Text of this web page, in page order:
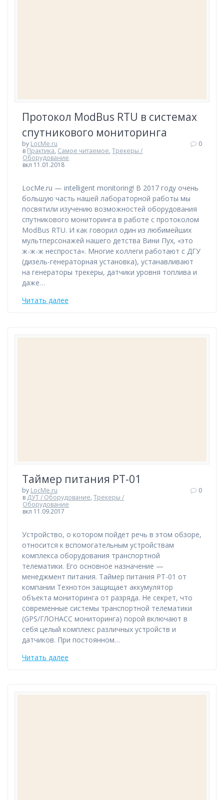
Протокол ModBus RTU в системах
спутникового мониторинга
by LocMe.ru
в Практика, Самое читаемое,Трекеры /
Оборудование
вкл 11.01.2018
0
LocMe.ru — intelligent monitoring! В 2017 году очень
большую часть нашей лабораторной работы мы
посвятили изучению возможностей оборудования
спутникового мониторинга в работе с протоколом
ModBus RTU. И как говорил один из любимейших
мультперсонажей нашего детства Вини Пух, «это
ж-ж-ж неспроста». Многие коллеги работают с ДГУ
(дизель-генераторная установка), устанавливают
на генераторы трекеры, датчики уровня топлива и
даже…
Читать далее
Таймер питания PT-01
by LocMe.ru
в ДУТ / Оборудование,Трекеры /
Оборудование
вкл 11.09.2017
0
Устройство, о котором пойдет речь в этом обзоре,
относится к вспомогательным устройствам
комплекса оборудования транспортной
телематики. Его основное назначение —
менеджмент питания. Таймер питания PT-01 от
компании Технотон защищает аккумулятор
объекта мониторинга от разряда. Не секрет, что
современные системы транспортной телематики
(GPS/ГЛОНАСС мониторинга) порой включают в
себя целый комплекс различных устройств и
датчиков. При постоянном…
Читать далее